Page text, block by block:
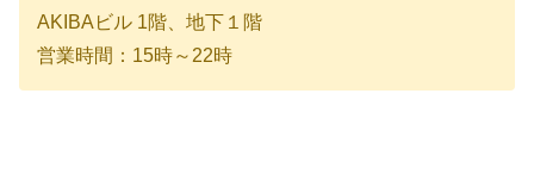
AKIBAビル 1階、地下１階
営業時間：15時～22時